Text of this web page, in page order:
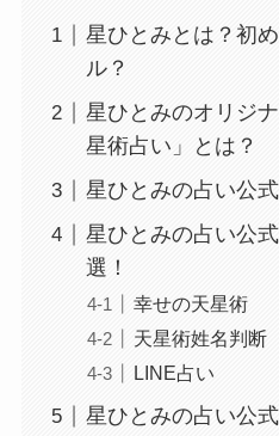
星ひとみとは？初
ル？
星ひとみのオリジ
星術占い」とは？
星ひとみの占い公
星ひとみの占い公
選！
幸せの天星術
天星術姓名判断
LINE占い
星ひとみの占い公